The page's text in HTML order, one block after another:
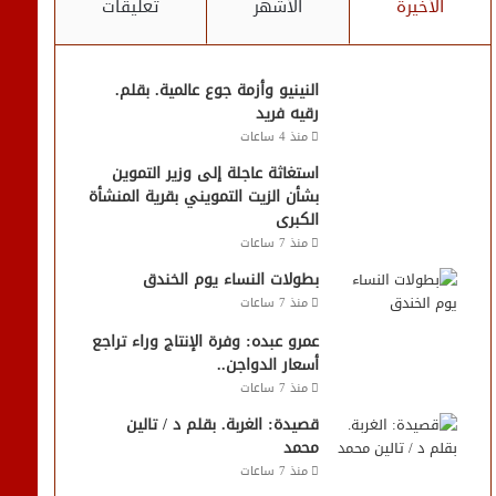
الأخيرة الأشهر تعليقات
النينيو وأزمة جوع عالمية. بقلم.
رقيه فريد
منذ 4 ساعات
استغاثة عاجلة إلى وزير التموين
بشأن الزيت التمويني بقرية المنشأة
الكبرى
منذ 7 ساعات
بطولات النساء يوم الخندق
منذ 7 ساعات
عمرو عبده: وفرة الإنتاج وراء تراجع
أسعار الدواجن..
منذ 7 ساعات
قصيدة: الغربة. بقلم د / تالين
محمد
منذ 7 ساعات